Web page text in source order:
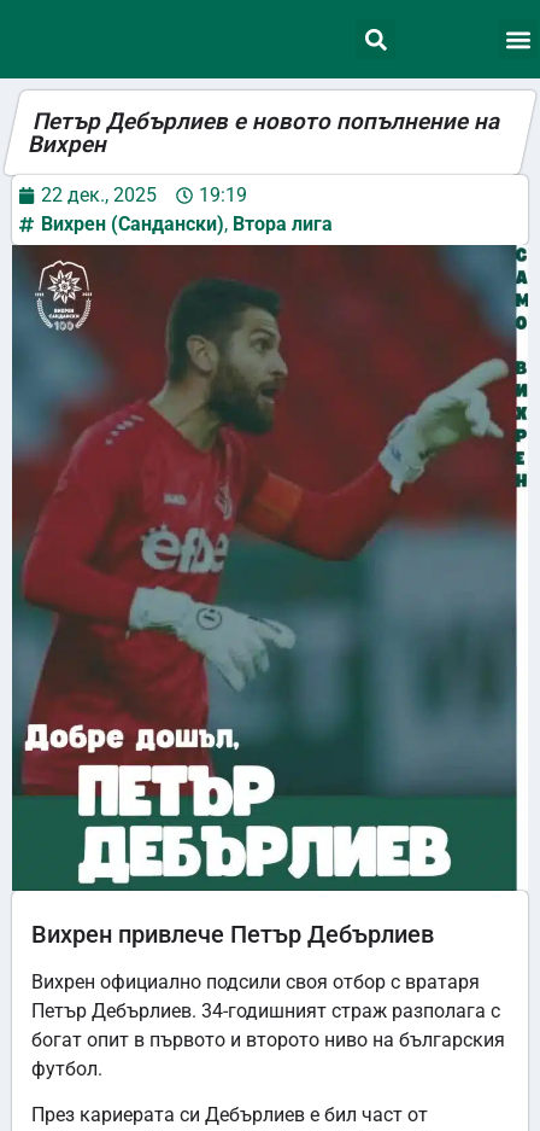
Петър Дебърлиев е новото попълнение на
Вихрен
22 дек., 2025
19:19
Вихрен (Сандански), Втора лига
Вихрен привлече Петър Дебърлиев
Вихрен официално подсили своя отбор с вратаря
Петър Дебърлиев. 34-годишният страж разполага с
богат опит в първото и второто ниво на българския
футбол.
През кариерата си Дебърлиев е бил част от